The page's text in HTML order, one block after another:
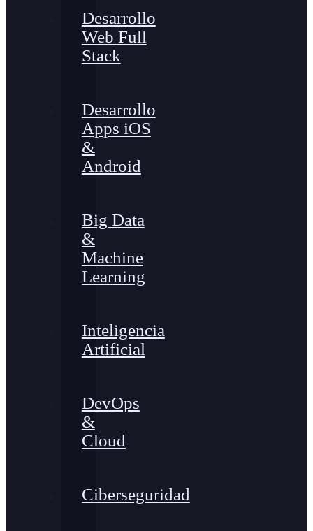
Desarrollo
Web Full
Stack
Desarrollo
Apps iOS
&
Android
Big Data
&
Machine
Learning
Inteligencia
Artificial
DevOps
&
Cloud
Ciberseguridad